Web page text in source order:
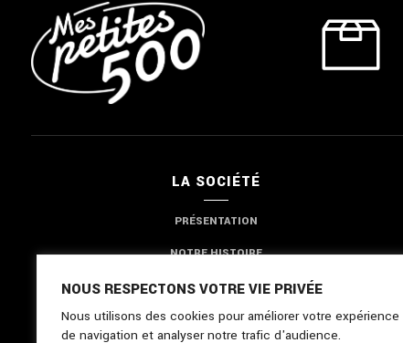
NOUS RESPECTONS VOTRE VIE PRIVÉE
Nous utilisons des cookies pour améliorer votre expérience
de navigation et analyser notre trafic d'audience.
LA SOCIÉTÉ
PRÉSENTATION
NOTRE HISTOIRE
NOTRE EXPERTISE
NOUS CONTACTER